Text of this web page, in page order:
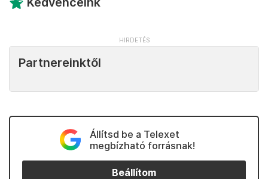
Partnereinktől
Állítsd be a Telexet
megbízható forrásnak!
Beállítom